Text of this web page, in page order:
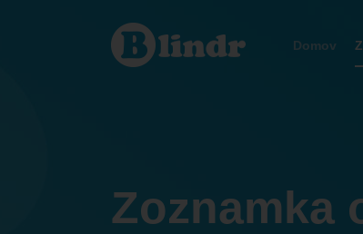
Košice
Domov
Zoznamka